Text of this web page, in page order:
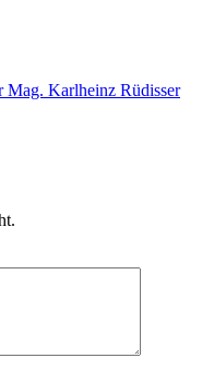
Mag. Karlheinz Rüdisser